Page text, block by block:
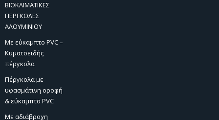
ΒΙΟΚΛΙΜΑΤΙΚΕΣ
ΠΕΡΓΚΟΛΕΣ
ΑΛΟΥΜΙΝΙΟΥ
Με εύκαμπτο PVC –
Κυματοειδής
πέργκολα
Πέργκολα με
υφασμάτινη οροφή
& εύκαμπτο PVC
Με αδιάβροχη